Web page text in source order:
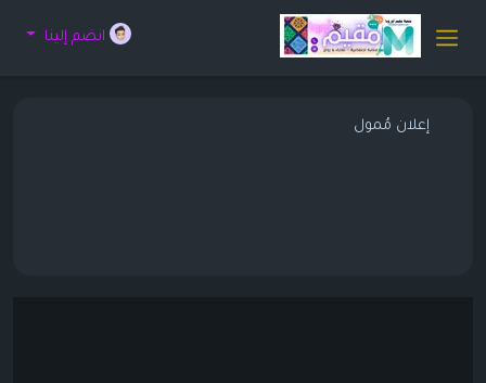
انضم إلينا
إعلان مُمول